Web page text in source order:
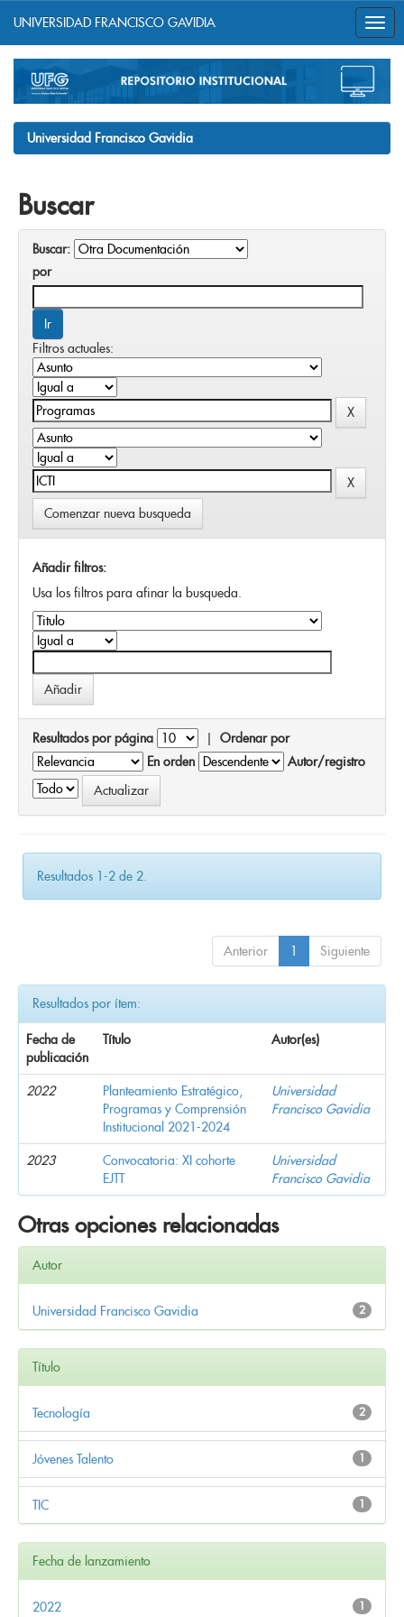
navigation
UNIVERSIDAD FRANCISCO GAVIDIA
Universidad Francisco Gavidia
Buscar
Buscar:
por
Filtros actuales:
Comenzar nueva busqueda
Añadir filtros:
Usa los filtros para afinar la busqueda.
Resultados por página | Ordenar por
En orden
Autor/registro
Resultados 1-2 de 2.
Anterior 1 Siguiente
Resultados por ítem:
Fecha de
publicación
Título Autor(es)
2022
Planteamiento Estratégico,
Programas y Comprensión
Institucional 2021-2024
Universidad
Francisco Gavidia
2023
Convocatoria: XI cohorte
EJTT
Universidad
Francisco Gavidia
Otras opciones relacionadas
Autor
2
Universidad Francisco Gavidia
Título
2
Tecnología
1
Jóvenes Talento
1
TIC
Fecha de lanzamiento
1
2022